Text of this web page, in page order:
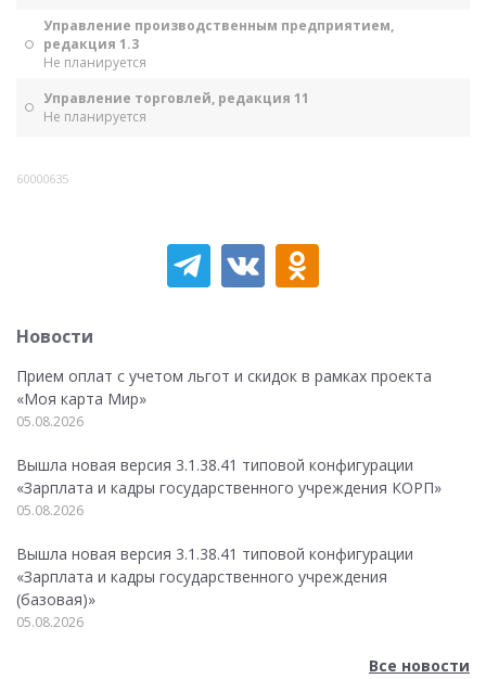
Управление производственным предприятием,
редакция 1.3
Не планируется
Управление торговлей, редакция 11
Не планируется
60000635
Новости
Прием оплат с учетом льгот и скидок в рамках проекта
«Моя карта Мир»
05.08.2026
Вышла новая версия 3.1.38.41 типовой конфигурации
«Зарплата и кадры государственного учреждения КОРП»
05.08.2026
Вышла новая версия 3.1.38.41 типовой конфигурации
«Зарплата и кадры государственного учреждения
(базовая)»
05.08.2026
Все новости